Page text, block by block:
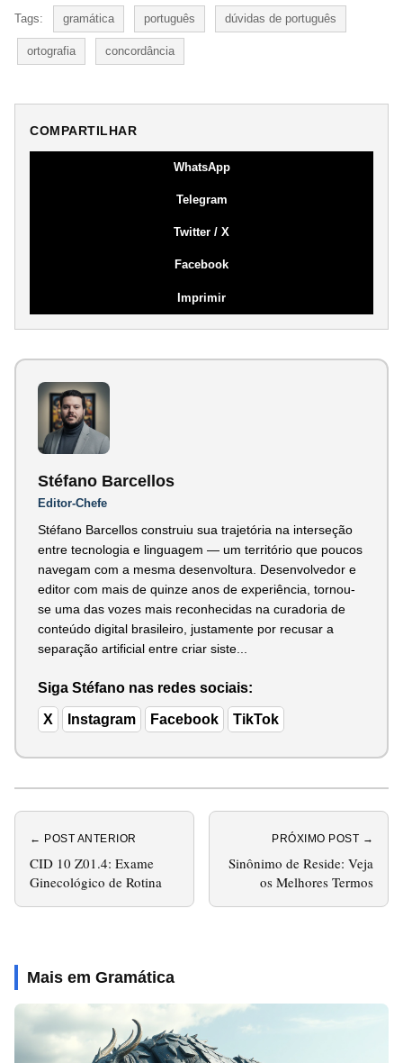
Tags: gramática português dúvidas de português
ortografia concordância
COMPARTILHAR
WhatsApp
Telegram
Twitter / X
Facebook
Imprimir
Stéfano Barcellos
Editor-Chefe
Stéfano Barcellos construiu sua trajetória na interseção
entre tecnologia e linguagem — um território que poucos
navegam com a mesma desenvoltura. Desenvolvedor e
editor com mais de quinze anos de experiência, tornou-
se uma das vozes mais reconhecidas na curadoria de
conteúdo digital brasileiro, justamente por recusar a
separação artificial entre criar siste...
Siga Stéfano nas redes sociais:
X Instagram Facebook TikTok
← POST ANTERIOR
CID 10 Z01.4: Exame
Ginecológico de Rotina
PRÓXIMO POST →
Sinônimo de Reside: Veja
os Melhores Termos
Mais em Gramática